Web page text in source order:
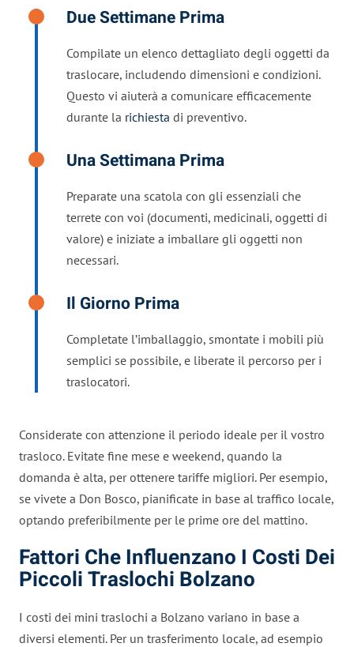
Due Settimane Prima
Compilate un elenco dettagliato degli oggetti da
traslocare, includendo dimensioni e condizioni.
Questo vi aiuterà a comunicare efficacemente
durante la richiesta di preventivo.
Una Settimana Prima
Preparate una scatola con gli essenziali che
terrete con voi (documenti, medicinali, oggetti di
valore) e iniziate a imballare gli oggetti non
necessari.
Il Giorno Prima
Completate l’imballaggio, smontate i mobili più
semplici se possibile, e liberate il percorso per i
traslocatori.
Considerate con attenzione il periodo ideale per il vostro
trasloco. Evitate fine mese e weekend, quando la
domanda è alta, per ottenere tariffe migliori. Per esempio,
se vivete a Don Bosco, pianificate in base al traffico locale,
optando preferibilmente per le prime ore del mattino.
Fattori Che Influenzano I Costi Dei
Piccoli Traslochi Bolzano
I costi dei mini traslochi a Bolzano variano in base a
diversi elementi. Per un trasferimento locale, ad esempio